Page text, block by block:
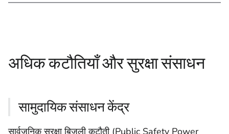
अधिक कटौतियाँ और सुरक्षा संसाधन
सामुदायिक संसाधन केंद्र
सार्वजनिक सुरक्षा बिजली कटौती (Public Safety Power